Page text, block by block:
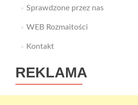
Sprawdzone przez nas
WEB Rozmaitości
Kontakt
REKLAMA